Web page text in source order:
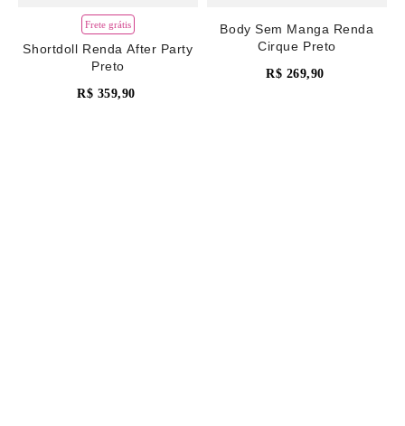
Frete grátis
Shortdoll Renda After Party
Preto
R$ 359,90
Body Sem Manga Renda
Cirque Preto
R$ 269,90